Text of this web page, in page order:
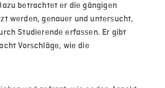
betrachtet er die gängigen
werden, genauer und untersucht,
Studierende erfassen. Er gibt
Vorschläge, wie die